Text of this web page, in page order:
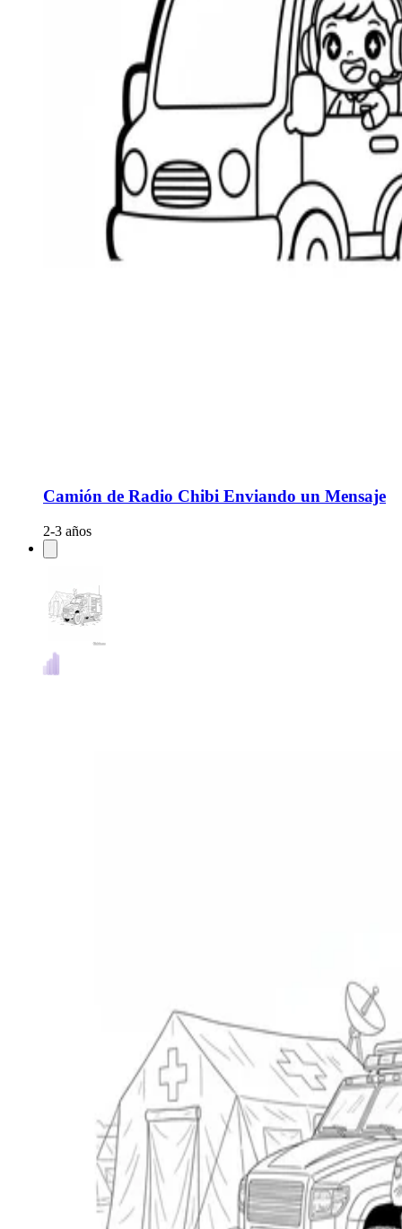
Camión de Radio Chibi Enviando un Mensaje
2-3 años